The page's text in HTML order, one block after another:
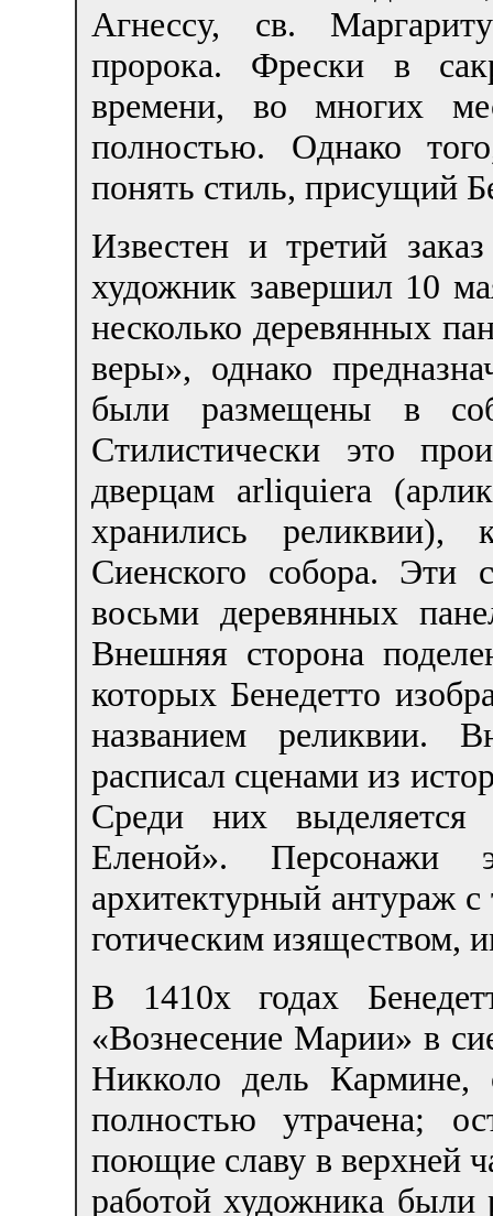
Агнессу, св.
пророка. Фрески в
времени, во многих
полностью. Однако
понять стиль, присущий
Известен и третий
художник завершил 10
несколько деревянных
веры», однако
были размещены в
Стилистически это
дверцам arliquiera
хранились реликвии),
Сиенского собора. Эти
восьми деревянных
Внешняя сторона
которых Бенедетто
названием реликвии.
расписал сценами из
Среди них
Еленой».
архитектурный антураж
готическим изяществом,
В 1410х годах
«Вознесение Марии» в
Никколо дель Кармине,
полностью утрачена;
поющие славу в верхней
работой художника